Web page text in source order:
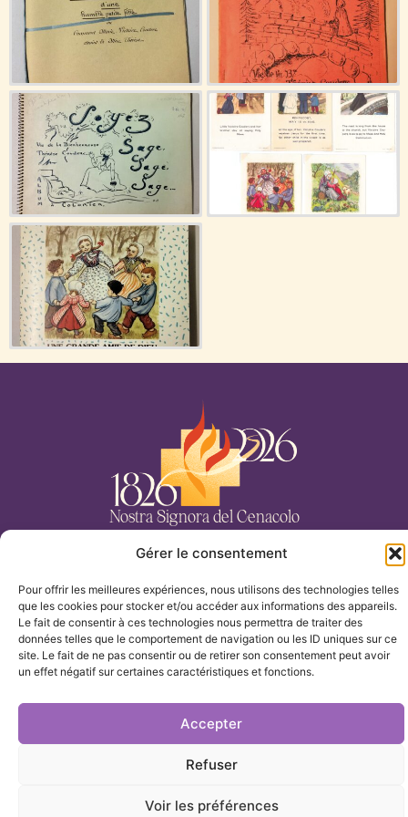
Gérer le consentement
Pour offrir les meilleures expériences, nous utilisons des technologies telles
que les cookies pour stocker et/ou accéder aux informations des appareils.
Le fait de consentir à ces technologies nous permettra de traiter des
données telles que le comportement de navigation ou les ID uniques sur ce
site. Le fait de ne pas consentir ou de retirer son consentement peut avoir
un effet négatif sur certaines caractéristiques et fonctions.
Accepter
Refuser
Voir les préférences
TEMI
I NOSTRI ARCHIVI
Nostra Signora del Cenacolo
Nostra Signora del Cenacolo ©2025
Prodotto da Bluekat Digital